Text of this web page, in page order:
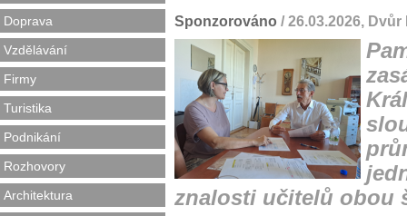
Doprava
Vzdělávání
Firmy
Turistika
Podnikání
Rozhovory
Architektura
Sponzorováno / 26.03.2026,
znalosti učitelů obou